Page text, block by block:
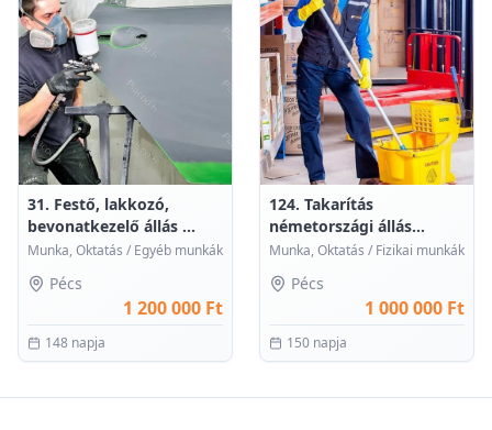
31. Festő, lakkozó,
bevonatkezelő állás ...
Munka, Oktatás / Egyéb munkák
Pécs
1 200 000 Ft
148 napja
124. Takarítás
németországi állás
takarí...
Munka, Oktatás / Fizikai munkák
Pécs
1 000 000 Ft
150 napja